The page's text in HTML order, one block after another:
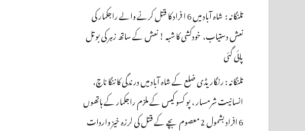
تلنگانہ : شاہ آباد میں 6 ا فراد کا قتل کرنے والے راجکمار کی
نعش دستیاب، خودکشی کا شبہ ! نعش کے ساتھ زہر کی بوتل
پائی گئی
تلنگانہ : رنگاریڈی ضلع کے شاہ آباد میں درندگی کا ننگا ناچ،
انسانیت شرمسار ، پو کسو کیس کے ملزم راجکمار کے ہاتھوں
6 افراد بشمول 2 معصوم بچے کے قتل کی لرزہ خیز واردات